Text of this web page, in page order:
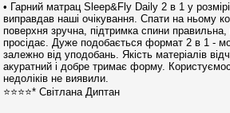
• Гарний матрац Sleep&Fly Daily 2 в 1 у
виправдав наші очікування. Спати на ньому
поверхня зручна, підтримка спини правильна,
просідає. Дуже подобається формат 2 в 1 -
залежно від уподобань. Якість матеріалів
акуратний і добре тримає форму.
недоліків не виявили.
⭐⭐⭐⭐* Світлана Диптан